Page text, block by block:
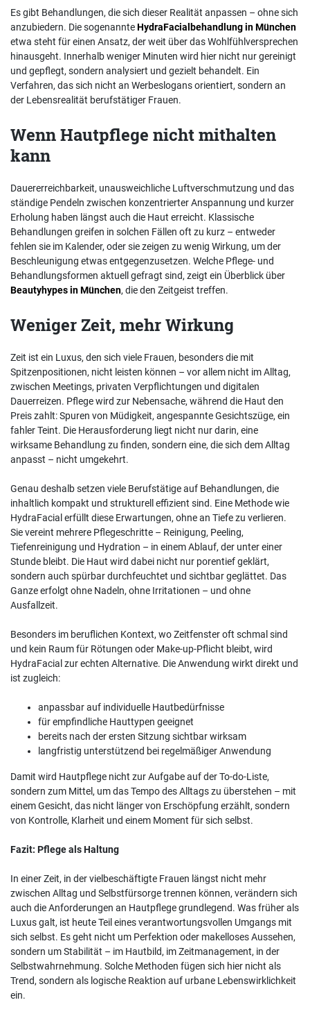
Es gibt Behandlungen, die sich dieser Realität anpassen – ohne sich
anzubiedern. Die sogenannteHydraFacialbehandlung in München
etwa steht für einen Ansatz, der weit über das Wohlfühlversprechen
hinausgeht. Innerhalb weniger Minuten wird hier nicht nur gereinigt
und gepflegt, sondern analysiert und gezielt behandelt. Ein
Verfahren, das sich nicht an Werbeslogans orientiert, sondern an
der Lebensrealität berufstätiger Frauen.
Wenn Hautpflege nicht mithalten
kann
Dauererreichbarkeit, unausweichliche Luftverschmutzung und das
ständige Pendeln zwischen konzentrierter Anspannung und kurzer
Erholung haben längst auch die Haut erreicht. Klassische
Behandlungen greifen in solchen Fällen oft zu kurz – entweder
fehlen sie im Kalender, oder sie zeigen zu wenig Wirkung, um der
Beschleunigung etwas entgegenzusetzen. Welche Pflege- und
Behandlungsformen aktuell gefragt sind, zeigt ein Überblick über
Beautyhypes in München, die den Zeitgeist treffen.
Weniger Zeit, mehr Wirkung
Zeit ist ein Luxus, den sich viele Frauen, besonders die mit
Spitzenpositionen, nicht leisten können – vor allem nicht im Alltag,
zwischen Meetings, privaten Verpflichtungen und digitalen
Dauerreizen. Pflege wird zur Nebensache, während die Haut den
Preis zahlt: Spuren von Müdigkeit, angespannte Gesichtszüge, ein
fahler Teint. Die Herausforderung liegt nicht nur darin, eine
wirksame Behandlung zu finden, sondern eine, die sich dem Alltag
anpasst – nicht umgekehrt.
Genau deshalb setzen viele Berufstätige auf Behandlungen, die
inhaltlich kompakt und strukturell effizient sind. Eine Methode wie
HydraFacial erfüllt diese Erwartungen, ohne an Tiefe zu verlieren.
Sie vereint mehrere Pflegeschritte – Reinigung, Peeling,
Tiefenreinigung und Hydration – in einem Ablauf, der unter einer
Stunde bleibt. Die Haut wird dabei nicht nur porentief geklärt,
sondern auch spürbar durchfeuchtet und sichtbar geglättet. Das
Ganze erfolgt ohne Nadeln, ohne Irritationen – und ohne
Ausfallzeit.
Besonders im beruflichen Kontext, wo Zeitfenster oft schmal sind
und kein Raum für Rötungen oder Make-up-Pflicht bleibt, wird
HydraFacial zur echten Alternative. Die Anwendung wirkt direkt und
ist zugleich:
anpassbar auf individuelle Hautbedürfnisse
für empfindliche Hauttypen geeignet
bereits nach der ersten Sitzung sichtbar wirksam
langfristig unterstützend bei regelmäßiger Anwendung
Damit wird Hautpflege nicht zur Aufgabe auf der To-do-Liste,
sondern zum Mittel, um das Tempo des Alltags zu überstehen – mit
einem Gesicht, das nicht länger von Erschöpfung erzählt, sondern
von Kontrolle, Klarheit und einem Moment für sich selbst.
Fazit: Pflege als Haltung
In einer Zeit, in der vielbeschäftigte Frauen längst nicht mehr
zwischen Alltag und Selbstfürsorge trennen können, verändern sich
auch die Anforderungen an Hautpflege grundlegend. Was früher als
Luxus galt, ist heute Teil eines verantwortungsvollen Umgangs mit
sich selbst. Es geht nicht um Perfektion oder makelloses Aussehen,
sondern um Stabilität – im Hautbild, im Zeitmanagement, in der
Selbstwahrnehmung. Solche Methoden fügen sich hier nicht als
Trend, sondern als logische Reaktion auf urbane Lebenswirklichkeit
ein.